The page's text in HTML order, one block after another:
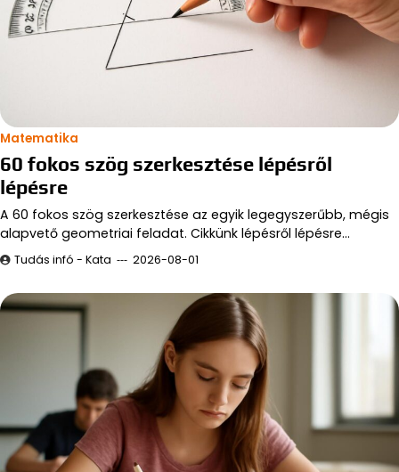
Matematika
60 fokos szög szerkesztése lépésről
lépésre
A 60 fokos szög szerkesztése az egyik legegyszerűbb, mégis
alapvető geometriai feladat. Cikkünk lépésről lépésre…
Tudás infó - Kata 2026-08-01